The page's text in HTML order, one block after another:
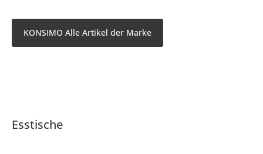
KONSIMO Alle Artikel der Marke
Esstische